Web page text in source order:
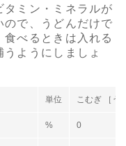
タミン・ミネラルが
ので、うどんだけで
べるときは入れる
ようにしましょ
単位 こむぎ ［う
% 0